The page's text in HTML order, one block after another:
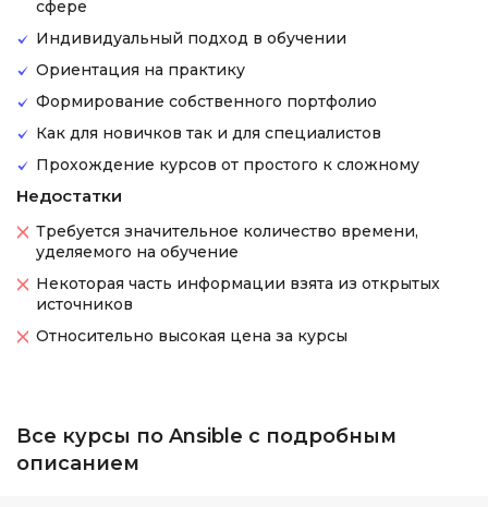
сфере
Индивидуальный подход в обучении
Ориентация на практику
Формирование собственного портфолио
Как для новичков так и для специалистов
Прохождение курсов от простого к сложному
Недостатки
Требуется значительное количество времени,
уделяемого на обучение
Некоторая часть информации взята из открытых
источников
Относительно высокая цена за курсы
Все курсы по Ansible с подробным
описанием